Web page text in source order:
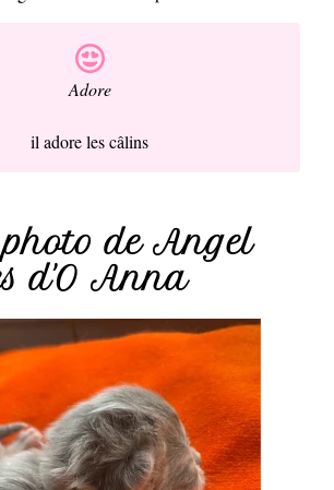
Adore
il adore les câlins
de Angel
d'O Anna